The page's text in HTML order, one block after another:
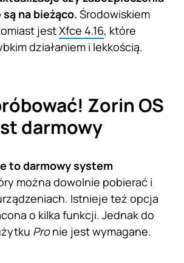
na bieżąco. Środowiskiem
jestXfce 4.16, które
działaniem i lekkością.
Zorin OS
darmowy
to darmowy system
można dowolnie pobierać i
Istnieje też opcja
o kilka funkcji. Jednak do
Pronie jest wymagane.